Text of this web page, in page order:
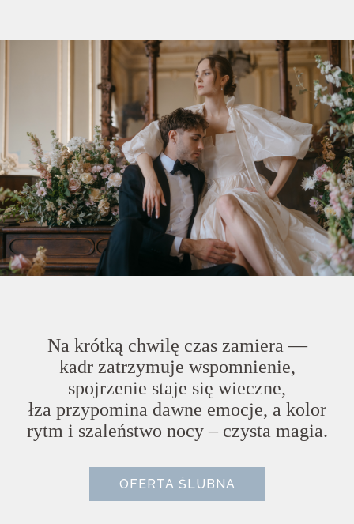
Na krótką chwilę czas zamiera —
kadr zatrzymuje wspomnienie,
spojrzenie staje się wieczne,
łza przypomina dawne emocje, a kolor
rytm i szaleństwo nocy – czysta magia.
OFERTA ŚLUBNA